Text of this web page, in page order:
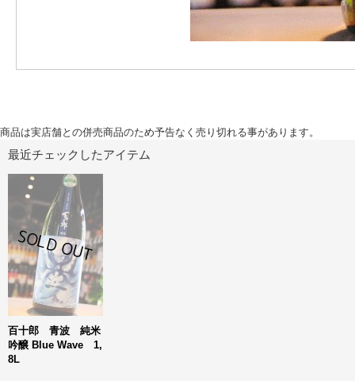
商品は実店舗との併売商品のため予告なく売り切れる事があります。
最近チェックしたアイテム
百十郎 青波 純米
吟醸 Blue Wave 1,
8L